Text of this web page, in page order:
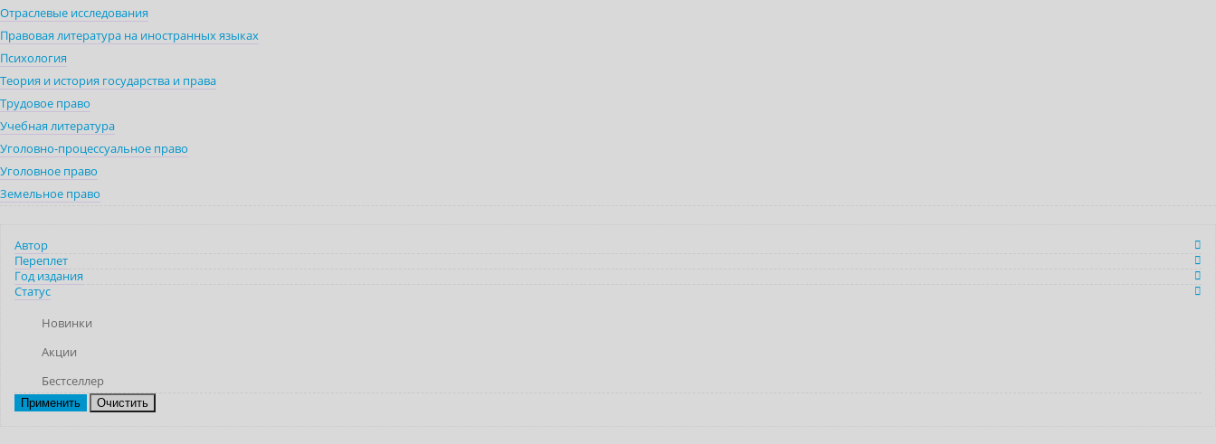
Отраслевые исследования
Правовая литература на иностранных языках
Психология
Теория и история государства и права
Трудовое право
Учебная литература
Уголовно-процессуальное право
Уголовное право
Земельное право
Автор
Переплет
Год издания
Статус
Новинки
Акции
Бестселлер
Очистить